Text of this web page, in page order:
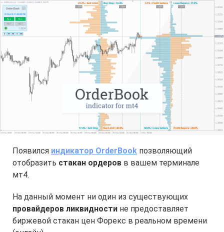
Появился индикатор OrderBook позволяющий
отобразить стакан ордеров в вашем терминале
мт4.
На данный момент ни один из существующих
провайдеров ликвидности не предоставляет
биржевой стакан цен Форекс в реальном времени